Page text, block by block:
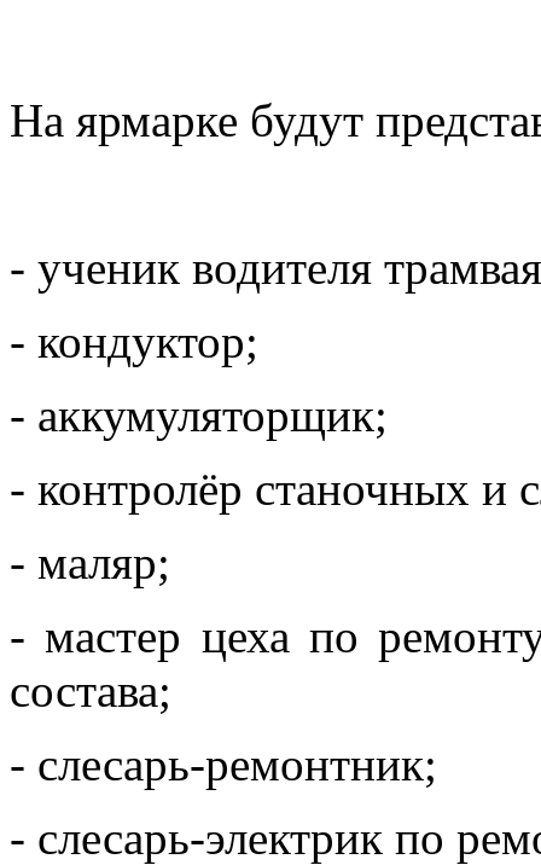
На ярмарке будут
- ученик водителя
- кондуктор;
- аккумуляторщик;
- контролёр станочных и
- маляр;
- мастер цеха по
состава;
- слесарь-ремонтник;
- слесарь-электрик по